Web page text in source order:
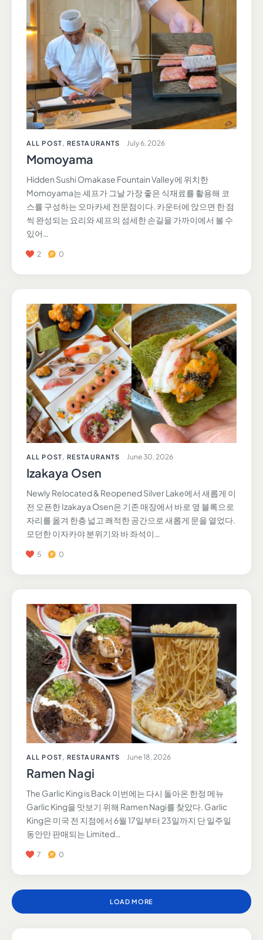
ALL POST,RESTAURANTS July 6, 2026
Momoyama
Hidden Sushi Omakase Fountain Valley에 위치한
Momoyama는 셰프가 그날 가장 좋은 식재료를 활용해 코
스를 구성하는 오마카세 전문점이다. 카운터에 앉으면 한 점
씩 완성되는 요리와 셰프의 섬세한 손길을 가까이에서 볼 수
있어…
2 0
ALL POST,RESTAURANTS June 30, 2026
Izakaya Osen
Newly Relocated & Reopened Silver Lake에서 새롭게 이
전 오픈한 Izakaya Osen은 기존 매장에서 바로 옆 블록으로
자리를 옮겨 한층 넓고 쾌적한 공간으로 새롭게 문을 열었다.
모던한 이자카야 분위기와 바 좌석이…
5 0
ALL POST,RESTAURANTS June 18, 2026
Ramen Nagi
The Garlic King is Back 이번에는 다시 돌아온 한정 메뉴
Garlic King을 맛보기 위해 Ramen Nagi를 찾았다. Garlic
King은 미국 전 지점에서 6월 17일부터 23일까지 단 일주일
동안만 판매되는 Limited…
7 0
LOAD MORE